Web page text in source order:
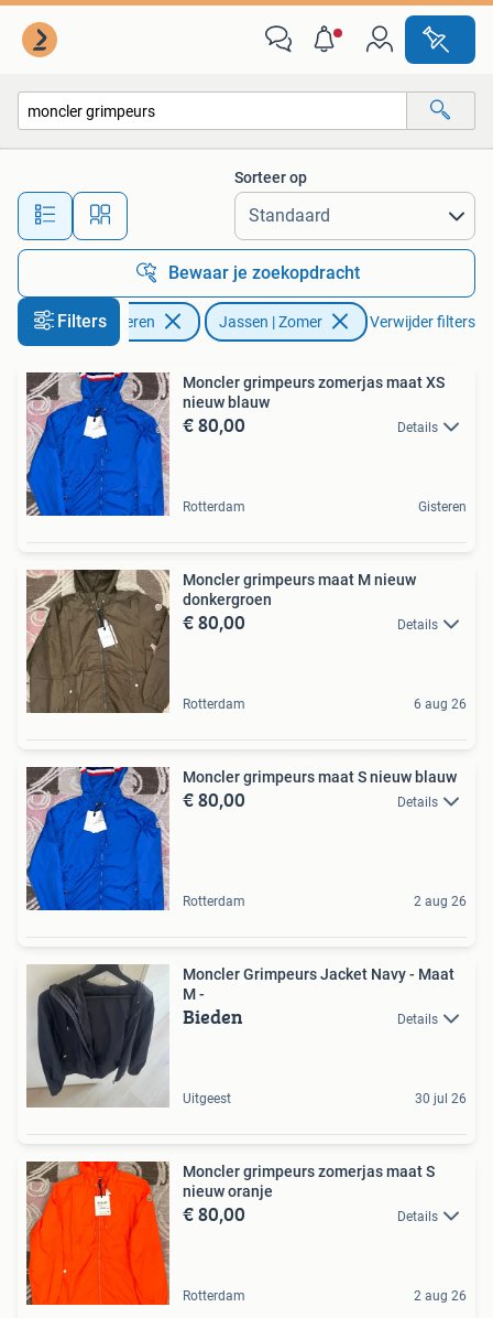
Alle afstanden…
Sorteer op
Bewaar je zoekopdracht
Filters
Kleding | Heren Jassen | Zomer Verwijder filters
Moncler grimpeurs zomerjas maat XS
nieuw blauw
€ 80,00 Details
Rotterdam Gisteren
Moncler grimpeurs maat M nieuw
donkergroen
€ 80,00 Details
Rotterdam 6 aug 26
Moncler grimpeurs maat S nieuw blauw
€ 80,00 Details
Rotterdam 2 aug 26
Moncler Grimpeurs Jacket Navy - Maat
M -
Bieden Details
Uitgeest 30 jul 26
Moncler grimpeurs zomerjas maat S
nieuw oranje
€ 80,00 Details
Rotterdam 2 aug 26